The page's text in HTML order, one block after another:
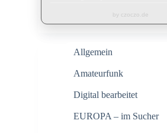
by czoczo.de
Allgemein
Amateurfunk
Digital bearbeitet
EUROPA – im Sucher